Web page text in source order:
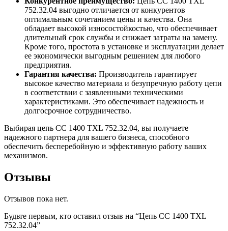
752.32.04 выгодно отличается от конкурентов
оптимальным сочетанием цены и качества. Она
обладает высокой износостойкостью, что обеспечивает
длительный срок службы и снижает затраты на замену.
Кроме того, простота в установке и эксплуатации делает
ее экономически выгодным решением для любого
предприятия.
Гарантия качества: Производитель гарантирует
высокое качество материала и безупречную работу цепи
в соответствии с заявленными техническими
характеристиками. Это обеспечивает надежность и
долгосрочное сотрудничество.
Выбирая цепь CC 1400 TXL 752.32.04, вы получаете
надежного партнера для вашего бизнеса, способного
обеспечить бесперебойную и эффективную работу ваших
механизмов.
Отзывы
Отзывов пока нет.
Будьте первым, кто оставил отзыв на “Цепь CC 1400 TXL
752.32.04”